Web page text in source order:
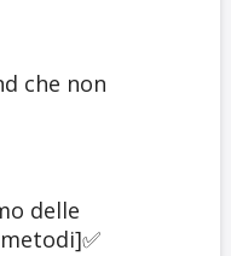
che non
delle